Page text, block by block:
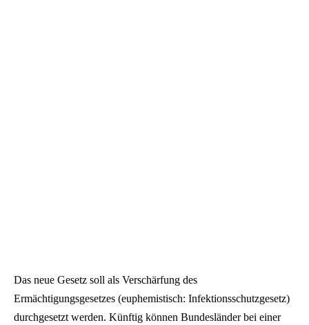
Das neue Gesetz soll als Verschärfung des
Ermächtigungsgesetzes (euphemistisch: Infektionsschutzgesetz)
durchgesetzt werden. Künftig können Bundesländer bei einer